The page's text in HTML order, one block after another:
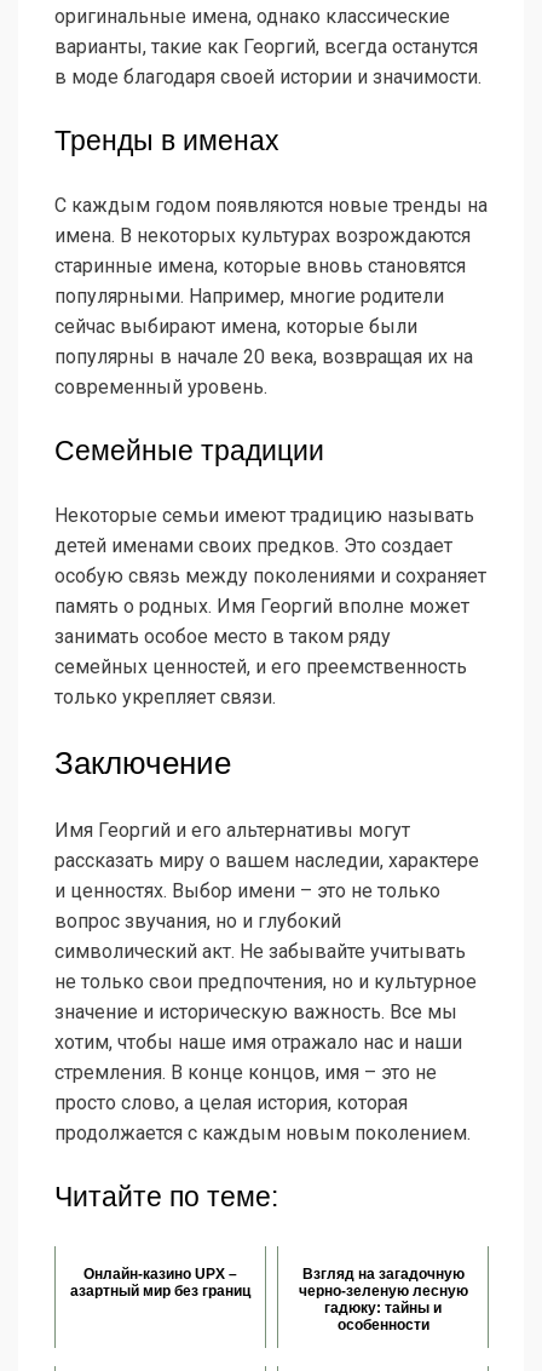
оригинальные имена, однако классические
варианты, такие как Георгий, всегда останутся
в моде благодаря своей истории и значимости.
Тренды в именах
С каждым годом появляются новые тренды на
имена. В некоторых культурах возрождаются
старинные имена, которые вновь становятся
популярными. Например, многие родители
сейчас выбирают имена, которые были
популярны в начале 20 века, возвращая их на
современный уровень.
Семейные традиции
Некоторые семьи имеют традицию называть
детей именами своих предков. Это создает
особую связь между поколениями и сохраняет
память о родных. Имя Георгий вполне может
занимать особое место в таком ряду
семейных ценностей, и его преемственность
только укрепляет связи.
Заключение
Имя Георгий и его альтернативы могут
рассказать миру о вашем наследии, характере
и ценностях. Выбор имени – это не только
вопрос звучания, но и глубокий
символический акт. Не забывайте учитывать
не только свои предпочтения, но и культурное
значение и историческую важность. Все мы
хотим, чтобы наше имя отражало нас и наши
стремления. В конце концов, имя – это не
просто слово, а целая история, которая
продолжается с каждым новым поколением.
Читайте по теме:
Онлайн-казино UPX –
азартный мир без границ
Взгляд на загадочную
черно-зеленую лесную
гадюку: тайны и
особенности